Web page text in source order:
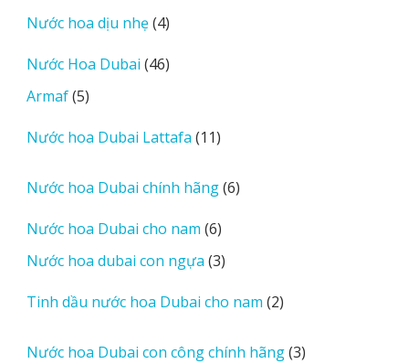
Nước hoa dịu nhẹ 44
phẩm
Nước Hoa Dubai 4646
Armaf 55
phẩm
Nước hoa Dubai Lattafa 1111
phẩm
Nước hoa Dubai chính hãng 66
Nước hoa Dubai cho nam 66
sản
phẩm
Nước hoa dubai con ngựa 33
phẩm
Tinh dầu nước hoa Dubai cho nam 22
phẩm
Nước hoa Dubai con công chính hãng 33